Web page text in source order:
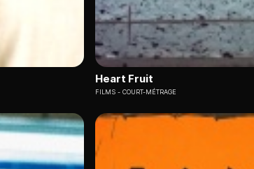
Heart Fruit
FILMS COURT-MÉTRAGE